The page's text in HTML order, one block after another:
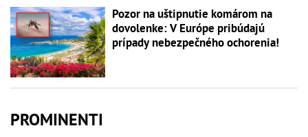
Pozor na uštipnutie komárom na
dovolenke: V Európe pribúdajú
prípady nebezpečného ochorenia!
PROMINENTI